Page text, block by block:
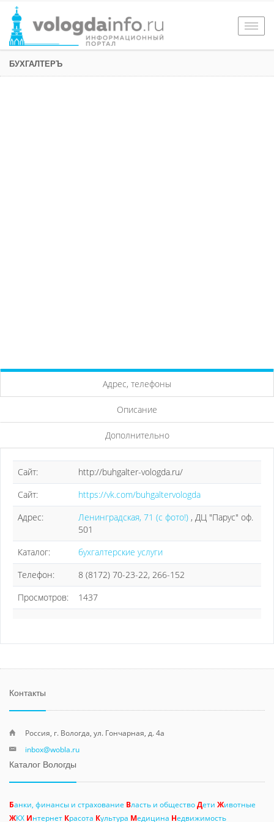
БУХГАЛТЕРЪ
Адрес, телефоны
Описание
Дополнительно
Сайт:
http://buhgalter-vologda.ru/
Сайт:
https://vk.com/buhgaltervologda
Адрес:
Ленинградская, 71 (с фото!) , ДЦ "Парус" оф.
501
Каталог:
бухгалтерские услуги
Телефон:
8 (8172) 70-23-22, 266-152
Просмотров:
1437
Контакты
Россия, г. Вологда, ул. Гончарная, д. 4а
inbox@wobla.ru
Каталог Вологды
Банки, финансы и страхование Власть и обществоДети Животные
ЖКХ Интернет Красота Культура Медицина Недвижимость